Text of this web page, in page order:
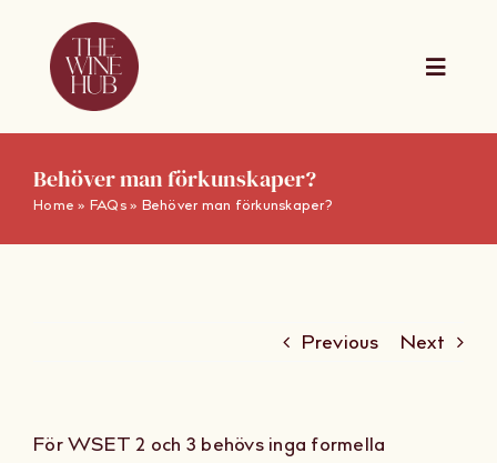
content
Toggle
Presentkort
Behöver man förkunskaper?
Home » FAQs» Behöver man förkunskaper?
Previous Next
För WSET 2 och 3 behövs inga formella